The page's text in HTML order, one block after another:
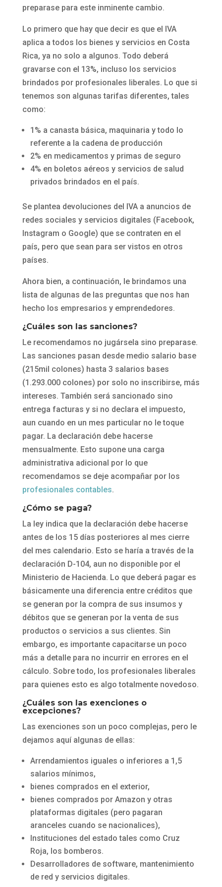
preparase para este inminente cambio.
Lo primero que hay que decir es que el IVA
aplica a todos los bienes y servicios en Costa
Rica, ya no solo a algunos. Todo deberá
gravarse con el 13%, incluso los servicios
brindados por profesionales liberales. Lo que si
tenemos son algunas tarifas diferentes, tales
como:
1% a canasta básica, maquinaria y todo lo
referente a la cadena de producción
2% en medicamentos y primas de seguro
4% en boletos aéreos y servicios de salud
privados brindados en el país.
Se plantea devoluciones del IVA a anuncios de
redes sociales y servicios digitales (Facebook,
Instagram o Google) que se contraten en el
país, pero que sean para ser vistos en otros
países.
Ahora bien, a continuación, le brindamos una
lista de algunas de las preguntas que nos han
hecho los empresarios y emprendedores.
¿Cuáles son las sanciones?
Le recomendamos no jugársela sino preparase.
Las sanciones pasan desde medio salario base
(215mil colones) hasta 3 salarios bases
(1.293.000 colones) por solo no inscribirse, más
intereses. También será sancionado sino
entrega facturas y si no declara el impuesto,
aun cuando en un mes particular no le toque
pagar. La declaración debe hacerse
mensualmente. Esto supone una carga
administrativa adicional por lo que
recomendamos se deje acompañar por los
profesionales contables.
¿Cómo se paga?
La ley indica que la declaración debe hacerse
antes de los 15 días posteriores al mes cierre
del mes calendario. Esto se haría a través de la
declaración D-104, aun no disponible por el
Ministerio de Hacienda. Lo que deberá pagar es
básicamente una diferencia entre créditos que
se generan por la compra de sus insumos y
débitos que se generan por la venta de sus
productos o servicios a sus clientes. Sin
embargo, es importante capacitarse un poco
más a detalle para no incurrir en errores en el
cálculo. Sobre todo, los profesionales liberales
para quienes esto es algo totalmente novedoso.
¿Cuáles son las exenciones o
excepciones?
Las exenciones son un poco complejas, pero le
dejamos aquí algunas de ellas:
Arrendamientos iguales o inferiores a 1,5
salarios mínimos,
bienes comprados en el exterior,
bienes comprados por Amazon y otras
plataformas digitales (pero pagaran
aranceles cuando se nacionalices),
Instituciones del estado tales como Cruz
Roja, los bomberos.
Desarrolladores de software, mantenimiento
de red y servicios digitales.